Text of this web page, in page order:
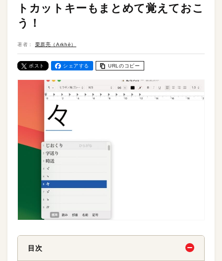
トカットキーもまとめて覚えておこ
う！
著者： 栗原亮（Arkhē）
ポスト シェアする URLのコピー
目次